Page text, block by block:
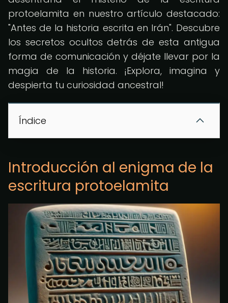
protoelamita en nuestro artículo destacado:
"Antes de la historia escrita en Irán". Descubre
los secretos ocultos detrás de esta antigua
forma de comunicación y déjate llevar por la
magia de la historia. ¡Explora, imagina y
despierta tu curiosidad ancestral!
Índice
Introducción al enigma de la
escritura protoelamita